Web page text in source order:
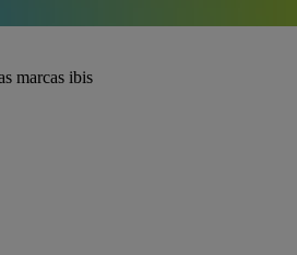
marcas ibis